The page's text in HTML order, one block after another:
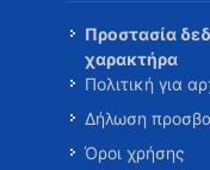
Προστασία
χαρακτήρα
Πολιτική για
Δήλωση
Όροι χρήσης